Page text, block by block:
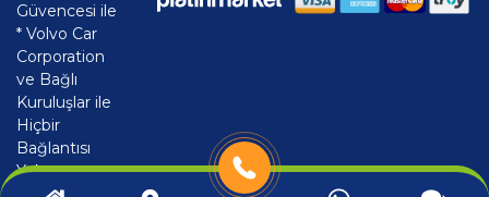
Güvencesi ile
* Volvo Car
Corporation
ve Bağlı
Kuruluşlar ile
Hiçbir
Bağlantısı
Yoktur